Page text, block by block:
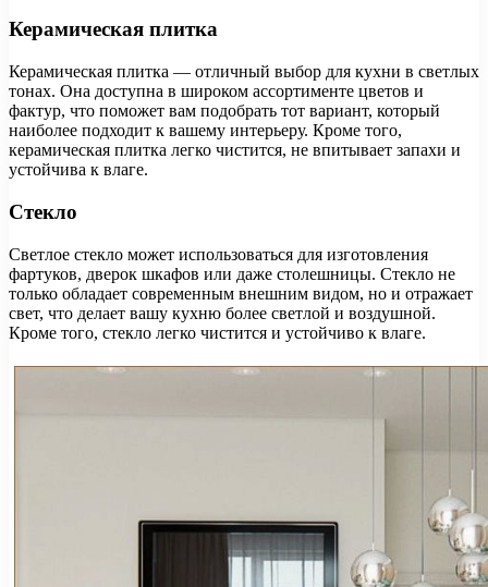
Керамическая плитка
Керамическая плитка — отличный выбор для кухни в светлых
тонах. Она доступна в широком ассортименте цветов и
фактур, что поможет вам подобрать тот вариант, который
наиболее подходит к вашему интерьеру. Кроме того,
керамическая плитка легко чистится, не впитывает запахи и
устойчива к влаге.
Стекло
Светлое стекло может использоваться для изготовления
фартуков, дверок шкафов или даже столешницы. Стекло не
только обладает современным внешним видом, но и отражает
свет, что делает вашу кухню более светлой и воздушной.
Кроме того, стекло легко чистится и устойчиво к влаге.